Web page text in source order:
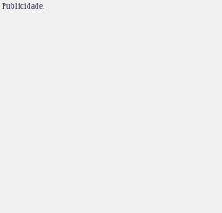
Publicidade.